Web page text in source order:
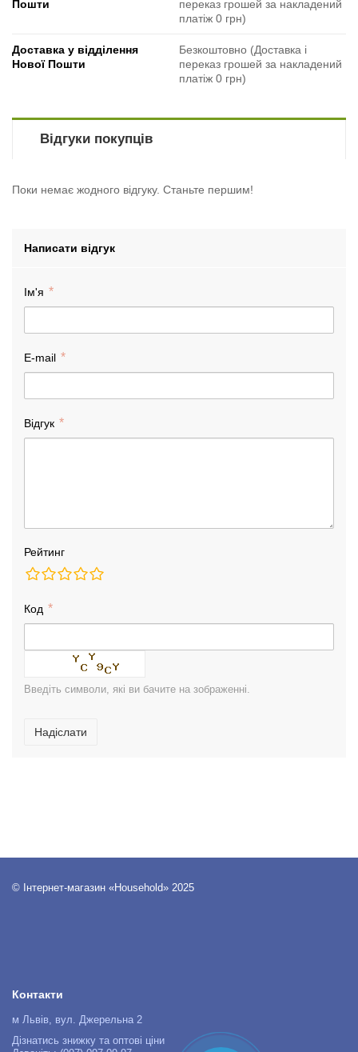
Пошти
переказ грошей за накладений
платіж 0 грн)
Доставка у відділення
Нової Пошти
Безкоштовно (Доставка і
переказ грошей за накладений
платіж 0 грн)
Відгуки покупців
Поки немає жодного відгуку. Станьте першим!
Написати відгук
Ім'я
E-mail
Відгук
Рейтинг
Код
Введіть символи, які ви бачите на зображенні.
Надіслати
© Інтернет-магазин «Household» 2025
Контакти
м Львів, вул. Джерельна 2
Дізнатись знижку та оптові ціни